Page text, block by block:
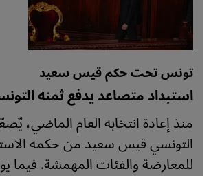
تونس تحت حكم قيس سعيد
استبداد متصاعد يدفع ثمنه
منذ إعادة انتخابه العام الماضي،
التونسي قيس سعيد من حكمه
للمعارضة والفئات المهمشة. فيما